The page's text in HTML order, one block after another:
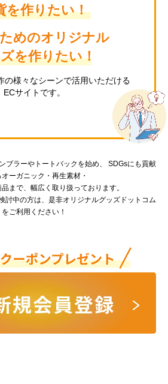
を作りたい！
めのオリジナル
を作りたい！
の様々なシーンで活用いただける
ECサイトです。
ブラーやトートバックを始め、 SDGsにも貢献
ーガニック・再生素材・
まで、幅広く取り扱っております。
討中の方は、是非オリジナルグッズドットコム
をご利用ください！